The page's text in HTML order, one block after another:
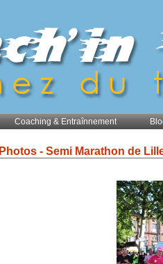
Coaching & Entraînnement
Photos - Semi Marathon de